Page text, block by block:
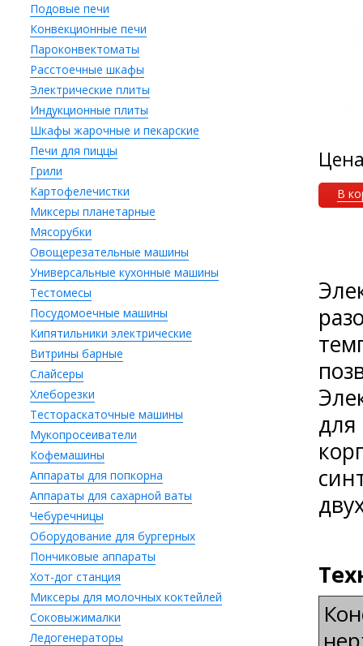
Подовые печи
Конвекционные печи
Пароконвектоматы
Расстоечные шкафы
Электрические плиты
Индукционные плиты
Шкафы жарочные и пекарские
Печи для пиццы
Грили
Картофелечистки
Миксеры планетарные
Мясорубки
Овощерезательные машины
Универсальные кухонные машины
Тестомесы
Посудомоечные машины
Кипятильники электрические
Витрины барные
Слайсеры
Хлеборезки
Тестораскаточные машины
Мукопросеиватели
Кофемашины
Аппараты для попкорна
Аппараты для сахарной ваты
Чебуречницы
Оборудование для бургерных
Пончиковые аппараты
Хот-дог станция
Миксеры для молочных коктейлей
Соковыжималки
Ледогенераторы
В